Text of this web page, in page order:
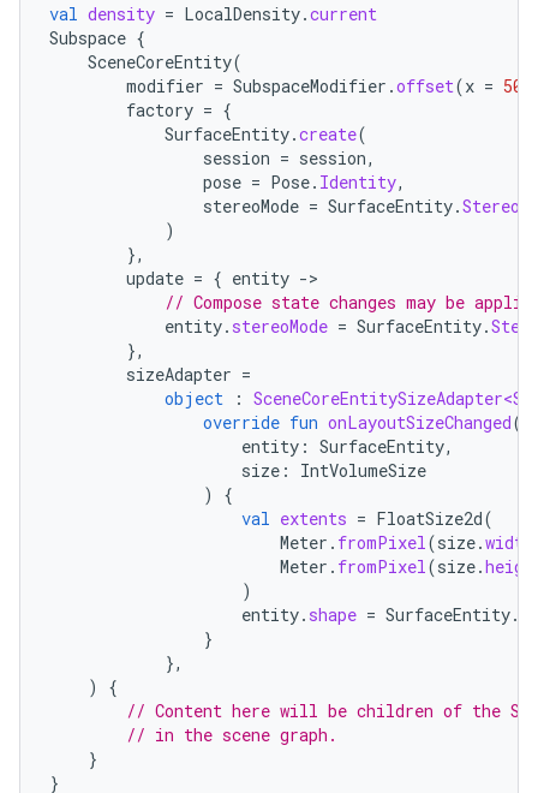
val density = LocalDensity.current
Subspace {
SceneCoreEntity(
modifier = SubspaceModifier .offset(x = 50.
factory = {
SurfaceEntity.create(
session = session,
pose = Pose. Identity,
stereoMode = SurfaceEntity.
)
},
update = { entity -
// Compose state changes may be
entity. stereoMode = SurfaceEntity.
},
sizeAdapter =
object
:
override fun onLayoutSizeChanged(
entity : SurfaceEntity,
size :
IntVolumeSize
)
{
val extents = FloatSize2d(
Meter . fromPixel (size.width
Meter . fromPixel (size.
)
entity. shape = SurfaceEntity.
}
},
)
{
// Content here will be children of the
// in the scene graph.
}
}